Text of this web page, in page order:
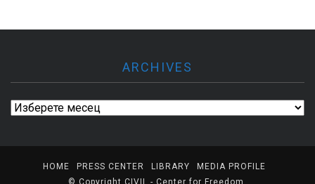
ARCHIVES
Archives
HOME PRESS CENTER LIBRARY
MEDIA PROFILE